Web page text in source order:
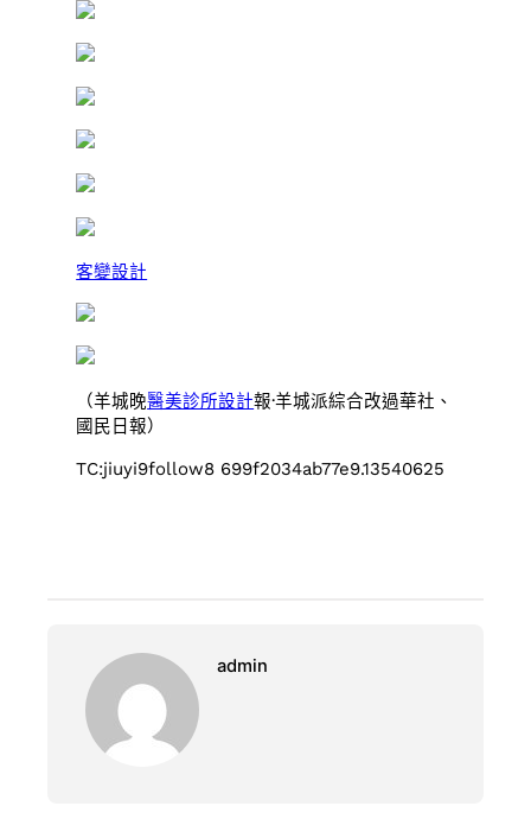
客變設計
（羊城晚醫美診所設計報·羊城派綜合改過華社、
國民日報）
TC:jiuyi9follow8 699f2034ab77e9.13540625
admin